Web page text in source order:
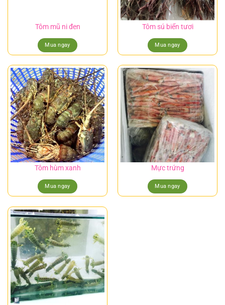
Tôm mũ ni đen
Mua ngay
Tôm sú biển tươi
Mua ngay
Tôm hùm xanh
Mua ngay
Mực trứng
Mua ngay